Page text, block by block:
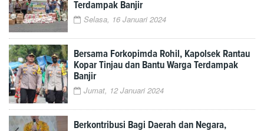
Terdampak Banjir
Selasa, 16 Januari 2024
Bersama Forkopimda Rohil, Kapolsek Rantau
Kopar Tinjau dan Bantu Warga Terdampak
Banjir
Jumat, 12 Januari 2024
Berkontribusi Bagi Daerah dan Negara,